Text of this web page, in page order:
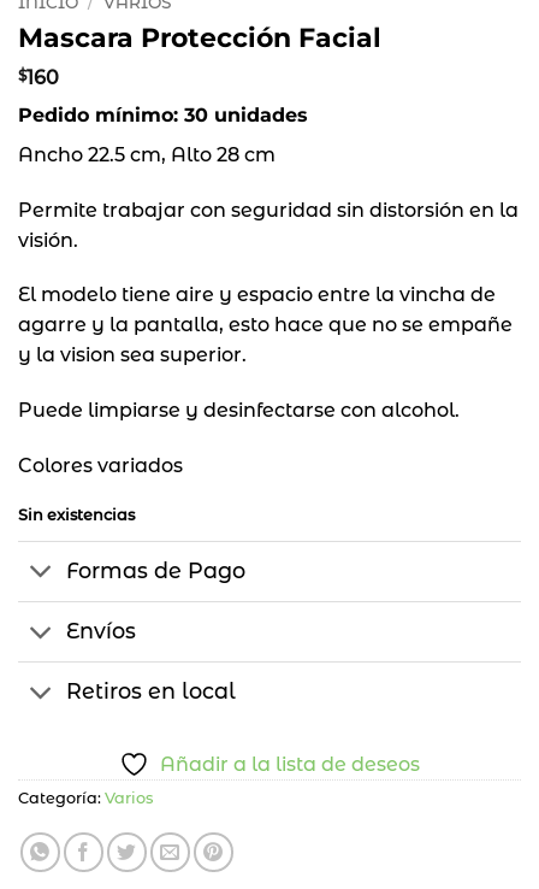
Mascara Protección Facial
$160
Pedido mínimo: 30 unidades
Ancho 22.5 cm, Alto 28 cm
Permite trabajar con seguridad sin distorsión en la
visión.
El modelo tiene aire y espacio entre la vincha de
agarre y la pantalla, esto hace que no se empañe
y la vision sea superior.
Puede limpiarse y desinfectarse con alcohol.
Colores variados
Sin existencias
Formas de Pago
Envíos
Retiros en local
Añadir a la lista de deseos
Categoría: Varios